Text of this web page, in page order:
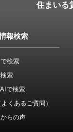
住まいる
報検索
検索
索
で検索
くあるご質問）
らの声